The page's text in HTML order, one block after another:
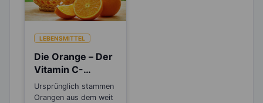
LEBENSMITTEL
Die Orange – Der
Vitamin C-
Booster für die
kalte Jahreszeit
Ursprünglich stammen
Orangen aus dem weit